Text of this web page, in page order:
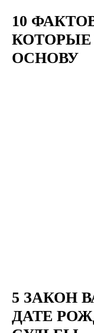
10
КОТОРЫЕ
ОСНОВУ
5 ЗАКОН
ДАТЕ